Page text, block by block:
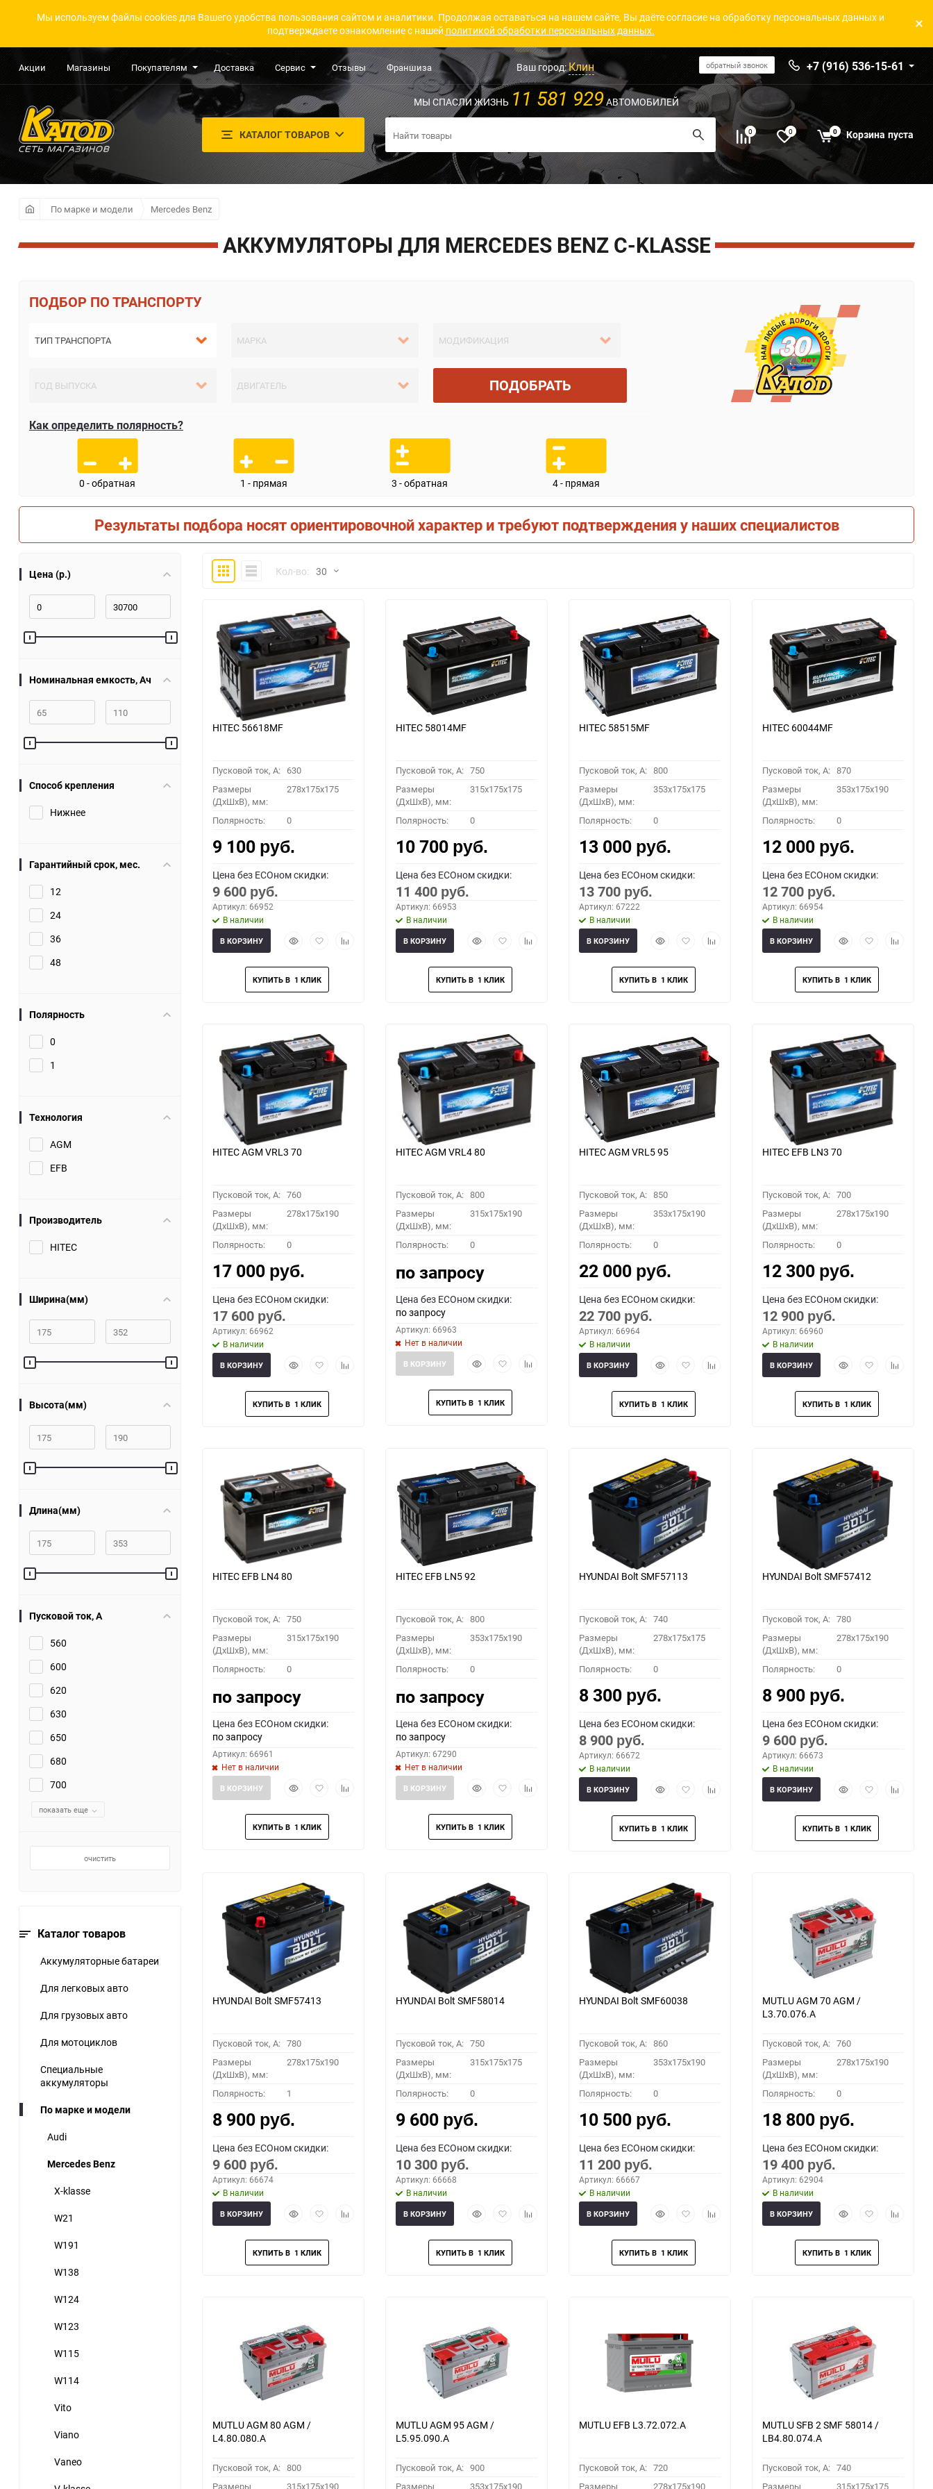
Мы используем файлы cookies для Вашего удобства пользования сайтом и аналитики. Продолжая оставаться на нашем сайте, Вы даёте согласие на обработку персональных данных и
подтверждаете ознакомление с нашей политикой обработки персональных данных.
Акции Магазины Покупателям Доставка Сервис Отзывы Франшиза Ваш город:Клин обратный звонок +7 (916) 536-15-61
КАТАЛОГ ТОВАРОВ
МЫ СПАСЛИ ЖИЗНЬ 11 581 929АВТОМОБИЛЕЙ
0 0 0 Корзина пуста
По марке и модели Mercedes Benz
АККУМУЛЯТОРЫ ДЛЯ MERCEDES BENZ C-KLASSE
ПО ТРАНСПОРТУ
ПОДОБРАТЬ
Как определить полярность?
0 - обратная 1 - прямая 3 - обратная 4 - прямая
Результаты подбора носят ориентировочной характер и требуют подтверждения у наших специалистов
Цена (р.)
Номинальная емкость, Ач
Способ крепления
Нижнее
Гарантийный срок, мес.
12
24
36
48
Полярность
0
1
Технология
AGM
EFB
Производитель
HITEC
Ширина(мм)
Высота(мм)
Длина(мм)
Пусковой ток, A
560
600
620
630
650
680
700
показать еще
очистить
Каталог товаров
Аккумуляторные батареи
Для легковых авто
Для грузовых авто
Для мотоциклов
Специальные
аккумуляторы
По марке и модели
Audi
Mercedes Benz
X-klasse
W21
W191
W138
W124
W123
W115
W114
Vito
Viano
Vaneo
ПлиткаКомпактноКол-во: 30
30
60
90
150
HITEC 56618MF
Пусковой ток, A: 630
Размеры
(ДхШхВ), мм:
278x175x175
Полярность: 0
9 100 руб.
Цена без ECOном скидки:
9 600 руб.
Артикул: 66952
В наличии
БыстрыйДобавить
избранное
Добавить
В КОРЗИНУ
HITEC 58014MF
Пусковой ток, A: 750
Размеры
(ДхШхВ), мм:
315x175x175
Полярность: 0
10 700 руб.
Цена без ECOном скидки:
11 400 руб.
Артикул: 66953
В наличии
БыстрыйДобавить
избранное
Добавить
В КОРЗИНУ
HITEC 58515MF
Пусковой ток, A: 800
Размеры
(ДхШхВ), мм:
353x175x175
Полярность: 0
13 000 руб.
Цена без ECOном скидки:
13 700 руб.
Артикул: 67222
В наличии
БыстрыйДобавить
избранное
Добавить
В КОРЗИНУ
HITEC 60044MF
Пусковой ток, A: 870
Размеры
(ДхШхВ), мм:
353x175x190
Полярность: 0
12 000 руб.
Цена без ECOном скидки:
12 700 руб.
Артикул: 66954
В наличии
БыстрыйДобавить
избранное
Добавить
В КОРЗИНУ
HITEC AGM VRL3 70
Пусковой ток, A: 760
Размеры
(ДхШхВ), мм:
278x175x190
Полярность: 0
17 000 руб.
Цена без ECOном скидки:
17 600 руб.
Артикул: 66962
В наличии
БыстрыйДобавить
избранное
Добавить
В КОРЗИНУ
HITEC AGM VRL4 80
Пусковой ток, A: 800
Размеры
(ДхШхВ), мм:
315x175x190
Полярность: 0
по запросу
Цена без ECOном скидки:
по запросу
Артикул: 66963
Нет в наличии
БыстрыйДобавить
избранное
Добавить
В КОРЗИНУ
HITEC AGM VRL5 95
Пусковой ток, A: 850
Размеры
(ДхШхВ), мм:
353x175x190
Полярность: 0
22 000 руб.
Цена без ECOном скидки:
22 700 руб.
Артикул: 66964
В наличии
БыстрыйДобавить
избранное
Добавить
В КОРЗИНУ
HITEC EFB LN3 70
Пусковой ток, A: 700
Размеры
(ДхШхВ), мм:
278x175x190
Полярность: 0
12 300 руб.
Цена без ECOном скидки:
12 900 руб.
Артикул: 66960
В наличии
БыстрыйДобавить
избранное
Добавить
В КОРЗИНУ
HITEC EFB LN4 80
Пусковой ток, A: 750
Размеры
(ДхШхВ), мм:
315x175x190
Полярность: 0
по запросу
Цена без ECOном скидки:
по запросу
Артикул: 66961
Нет в наличии
БыстрыйДобавить
избранное
Добавить
В КОРЗИНУ
HITEC EFB LN5 92
Пусковой ток, A: 800
Размеры
(ДхШхВ), мм:
353x175x190
Полярность: 0
по запросу
Цена без ECOном скидки:
по запросу
Артикул: 67290
Нет в наличии
БыстрыйДобавить
избранное
Добавить
В КОРЗИНУ
HYUNDAI Bolt SMF57113
Пусковой ток, A: 740
Размеры
(ДхШхВ), мм:
278x175x175
Полярность: 0
8 300 руб.
Цена без ECOном скидки:
8 900 руб.
Артикул: 66672
В наличии
БыстрыйДобавить
избранное
Добавить
В КОРЗИНУ
HYUNDAI Bolt SMF57412
Пусковой ток, A: 780
Размеры
(ДхШхВ), мм:
278x175x190
Полярность: 0
8 900 руб.
Цена без ECOном скидки:
9 600 руб.
Артикул: 66673
В наличии
БыстрыйДобавить
избранное
Добавить
В КОРЗИНУ
HYUNDAI Bolt SMF57413
Пусковой ток, A: 780
Размеры
(ДхШхВ), мм:
278x175x190
Полярность: 1
8 900 руб.
Цена без ECOном скидки:
9 600 руб.
Артикул: 66674
В наличии
БыстрыйДобавить
избранное
Добавить
В КОРЗИНУ
HYUNDAI Bolt SMF58014
Пусковой ток, A: 750
Размеры
(ДхШхВ), мм:
315x175x175
Полярность: 0
9 600 руб.
Цена без ECOном скидки:
10 300 руб.
Артикул: 66668
В наличии
БыстрыйДобавить
избранное
Добавить
В КОРЗИНУ
HYUNDAI Bolt SMF60038
Пусковой ток, A: 860
Размеры
(ДхШхВ), мм:
353x175x190
Полярность: 0
10 500 руб.
Цена без ECOном скидки:
11 200 руб.
Артикул: 66667
В наличии
БыстрыйДобавить
избранное
Добавить
В КОРЗИНУ
MUTLU AGM 70 AGM /
L3.70.076.A
Пусковой ток, A: 760
Размеры
(ДхШхВ), мм:
278x175x190
Полярность: 0
18 800 руб.
Цена без ECOном скидки:
19 400 руб.
Артикул: 62904
В наличии
БыстрыйДобавить
избранное
Добавить
В КОРЗИНУ
MUTLU AGM 80 AGM /
L4.80.080.A
Пусковой ток, A: 800
MUTLU AGM 95 AGM /
L5.95.090.A
Пусковой ток, A: 900
MUTLU EFB L3.72.072.A
Пусковой ток, A: 720
MUTLU SFB 2 SMF 58014 /
LB4.80.074.A
Пусковой ток, A: 740